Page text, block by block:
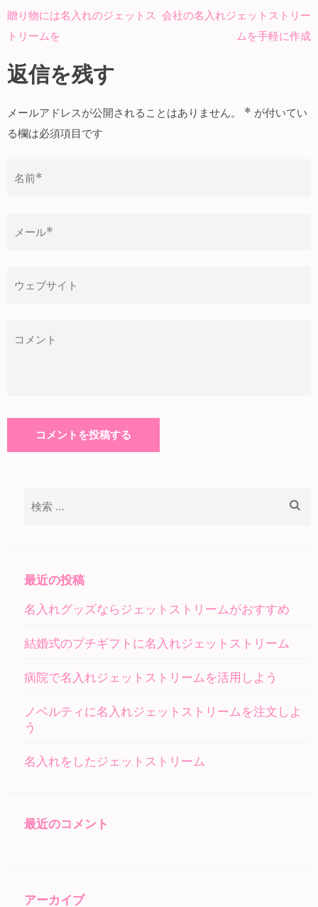
投
ナ
ビ
ゲ
ー
ョ
贈り物には名入れのジェットス
トリームを
会社の名入れジェットストリー
ムを手軽に作成
返信を残す
メールアドレスが公開されることはありません。 * が付いてい
る欄は必須項目です
最近の投稿
名入れグッズならジェットストリームがおすすめ
結婚式のプチギフトに名入れジェットストリーム
病院で名入れジェットストリームを活用しよう
ノベルティに名入れジェットストリームを注文しよ
う
名入れをしたジェットストリーム
最近のコメント
アーカイブ